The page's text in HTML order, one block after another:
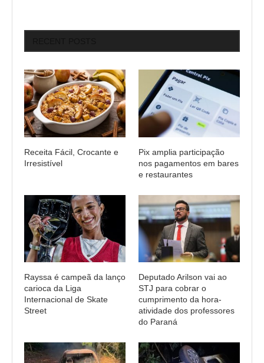
Receita Fácil, Crocante e
Irresistível
Pix amplia participação
nos pagamentos em bares
e restaurantes
Rayssa é campeã da lanço
carioca da Liga
Internacional de Skate
Street
Deputado Arilson vai ao
STJ para cobrar o
cumprimento da hora-
atividade dos professores
do Paraná